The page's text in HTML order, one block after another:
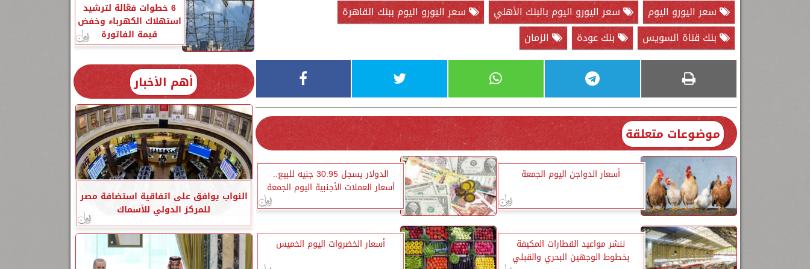
سعر اليورو اليوم
سعر اليورو اليوم بالبنك الأهلي
سعر اليورو اليوم ببنك القاهرة
بنك قناة السويس
بنك عودة الزمان
موضوعات متعلقة
أسعار الدواجن اليوم الجمعة
الدولار يسجل 30.95 جنيه للبيع..
أسعار العملات الأجنبية اليوم الجمعة
ننشر مواعيد القطارات المكيفة
بخطوط الوجهين البحري والقبلي
أسعار الخضروات اليوم الخميس
6 خطوات فعّالة لترشيد
استهلاك الكهرباء وخفض
قيمة الفاتورة
أهم الأخبار
النواب يوافق على اتفاقية استضافة مصر
للمركز الدولي للأسماك